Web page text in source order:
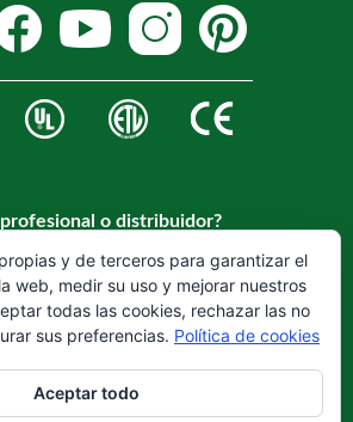
profesional o distribuidor?
nuestra web para hacerse cliente.
REGISTRARSE
y de terceros para garantizar el
web, medir su uso y mejorar nuestros
todas las cookies, rechazar las no
sus preferencias. Política de cookies
Aceptar todo